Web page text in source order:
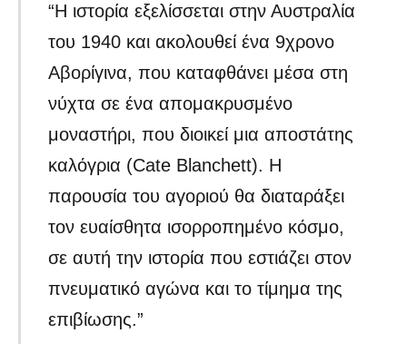
“Η ιστορία εξελίσσεται στην Αυστραλία
του 1940 και ακολουθεί ένα 9χρονο
Αβορίγινα, που καταφθάνει μέσα στη
νύχτα σε ένα απομακρυσμένο
μοναστήρι, που διοικεί μια αποστάτης
καλόγρια (Cate Blanchett). Η
παρουσία του αγοριού θα διαταράξει
τον ευαίσθητα ισορροπημένο κόσμο,
σε αυτή την ιστορία που εστιάζει στον
πνευματικό αγώνα και το τίμημα της
επιβίωσης.”